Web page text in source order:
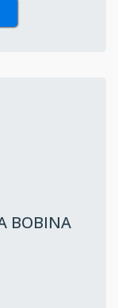
BOBINA